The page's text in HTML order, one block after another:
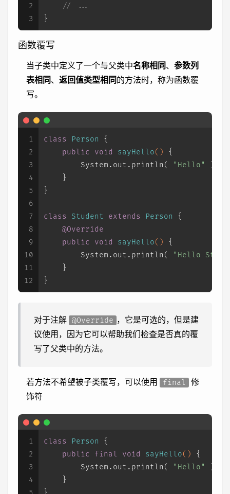
2
3
// ...
}
函数覆写
当子类中定义了一个与父类中名称相同 、 参数列
表相同 、 返回值类型相同 的方法时，称为函数覆
写。
1
2
3
4
5
6
7
8
9
10
11
12
class Person
{
public
void sayHello()
{
        System.out.println(
"Hello"
);
    }
}
class Student extends Person
{
@Override
public
void sayHello()
{
        System.out.println(
"Hello
    }
}
对于注解 @Override ，它是可选的，但是建
议使用，因为它可以帮助我们检查是否真的覆
写了父类中的方法。
若方法不希望被子类覆写，可以使用 final
修
饰符
1
2
3
4
class Person
{
public
final void sayHello()
{
        System.out.println(
"Hello"
);
    }